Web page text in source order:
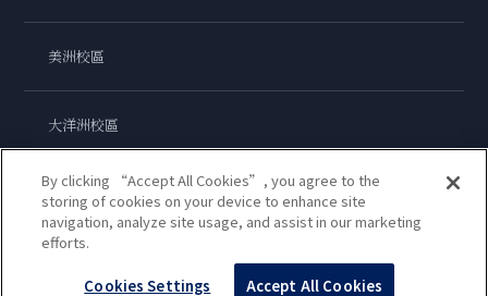
美洲校區
大洋洲校區
亞洲校區
By clicking “Accept All Cookies”, you agree to the
storing of cookies on your device to enhance site
navigation, analyze site usage, and assist in our marketing
efforts.
Cookies Settings Accept All Cookies